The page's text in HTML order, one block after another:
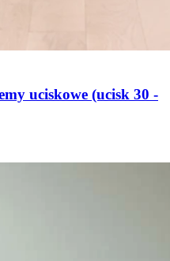
uciskowe (ucisk 30 -